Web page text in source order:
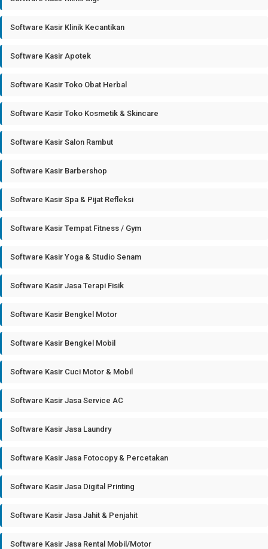
Software Kasir Klinik Kecantikan
Software Kasir Apotek
Software Kasir Toko Obat Herbal
Software Kasir Toko Kosmetik & Skincare
Software Kasir Salon Rambut
Software Kasir Barbershop
Software Kasir Spa & Pijat Refleksi
Software Kasir Tempat Fitness / Gym
Software Kasir Yoga & Studio Senam
Software Kasir Jasa Terapi Fisik
Software Kasir Bengkel Motor
Software Kasir Bengkel Mobil
Software Kasir Cuci Motor & Mobil
Software Kasir Jasa Service AC
Software Kasir Jasa Laundry
Software Kasir Jasa Fotocopy & Percetakan
Software Kasir Jasa Digital Printing
Software Kasir Jasa Jahit & Penjahit
Software Kasir Jasa Rental Mobil/Motor